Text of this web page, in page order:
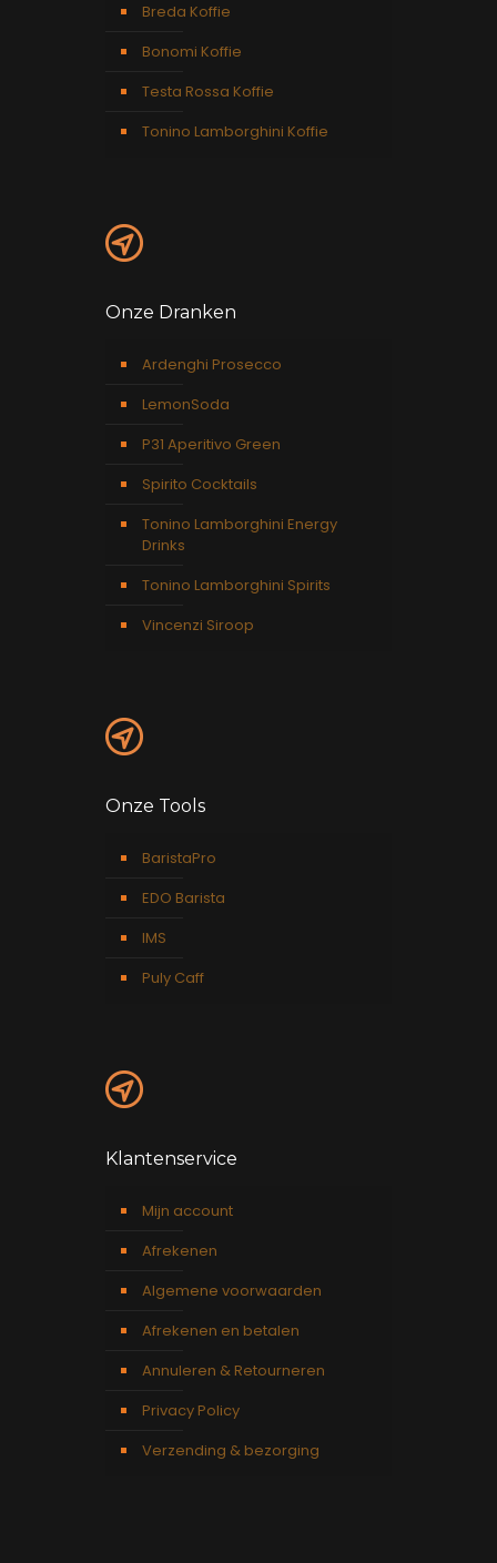
Breda Koffie
Bonomi Koffie
Testa Rossa Koffie
Tonino Lamborghini Koffie
Onze Dranken
Ardenghi Prosecco
LemonSoda
P31 Aperitivo Green
Spirito Cocktails
Tonino Lamborghini Energy
Drinks
Tonino Lamborghini Spirits
Vincenzi Siroop
Onze Tools
BaristaPro
EDO Barista
IMS
Puly Caff
Klantenservice
Mijn account
Afrekenen
Algemene voorwaarden
Afrekenen en betalen
Annuleren & Retourneren
Privacy Policy
Verzending & bezorging